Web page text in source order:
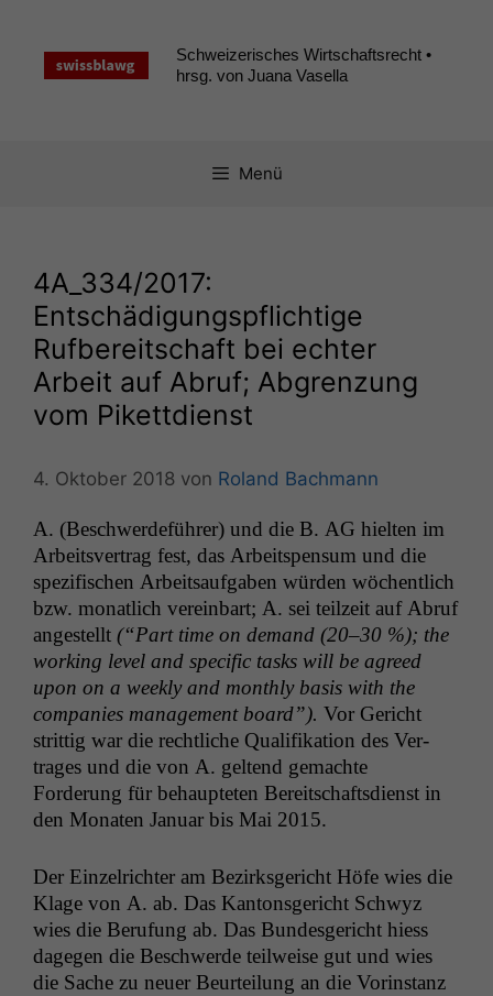
springen
Schweizerisches Wirtschaftsrecht •
hrsg. von Juana Vasella
Menü
4A_334/2017:
Entschädigungspflichtige
Rufbereitschaft bei echter
Arbeit auf Abruf; Abgrenzung
vom Pikettdienst
4. Oktober 2018 von Roland Bachmann
A. (Beschw­erde­führer) und die B. AG hiel­ten im
Arbeitsver­trag fest, das Arbeit­spen­sum und die
spez­i­fis­chen Arbeit­sauf­gaben wür­den wöchentlich
bzw. monatlich vere­in­bart; A. sei teilzeit auf Abruf
angestellt (“Part time on demand (20–30 %); the
work­ing lev­el and spe­cif­ic tasks will be agreed
upon on a week­ly and month­ly basis with the
com­pa­nies man­age­ment board”). Vor Gericht
strit­tig war die rechtliche Qual­i­fika­tion des Ver­
trages und die von A. gel­tend gemachte
Forderung für behaupteten Bere­itschafts­di­enst in
den Monat­en Jan­u­ar bis Mai 2015.
Der Einzel­richter am Bezirks­gericht Höfe wies die
Klage von A. ab. Das Kan­ton­s­gericht Schwyz
wies die Beru­fung ab. Das Bun­des­gericht hiess
dage­gen die Beschw­erde teil­weise gut und wies
die Sache zu neuer Beurteilung an die Vorin­stanz